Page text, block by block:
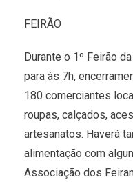
FEIRÃO
Durante o 1º Feirão
para às 7h,
180 comerciantes
roupas, calçados,
artesanatos. Haverá
alimentação com
Associação dos